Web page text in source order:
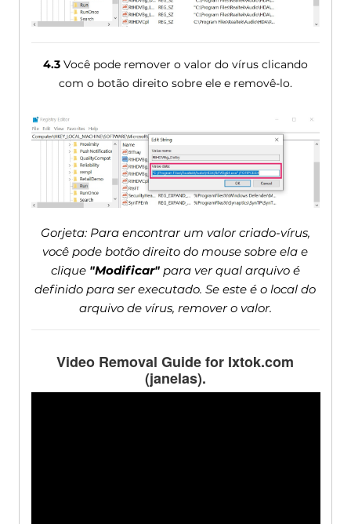
4.3Você pode remover o valor do vírus clicando
com o botão direito sobre ele e removê-lo.
Gorjeta: Para encontrar um valor criado-vírus,
você pode botão direito do mouse sobre ela e
clique "Modificar"para ver qual arquivo é
definido para ser executado. Se este é o local do
arquivo de vírus, remover o valor.
Video Removal Guide for Ixtok.com
(janelas).